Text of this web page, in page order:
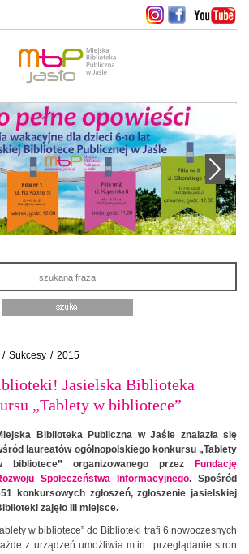
Następny slajd
/ Sukcesy / 2015
Jasielska Biblioteka
„Tablety w bibliotece”
Biblioteka Publiczna w Jaśle znalazła się
laureatów ogólnopolskiego konkursu „Tablety
bibliotece” organizowanego przez Fundację
Społeczeństwa Informacyjnego. Spośród
konkursowych zgłoszeń, zgłoszenie jasielskiej
zajęło III miejsce.
w bibliotece” do Biblioteki trafi 6 nowoczesnych
z urządzeń umożliwia m.in.: przeglądanie stron